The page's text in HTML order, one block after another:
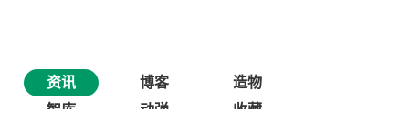
资讯 博客
造物
智库
动弹
收藏